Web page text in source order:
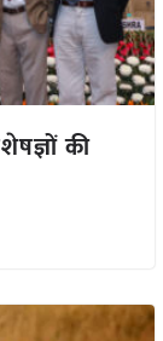
की